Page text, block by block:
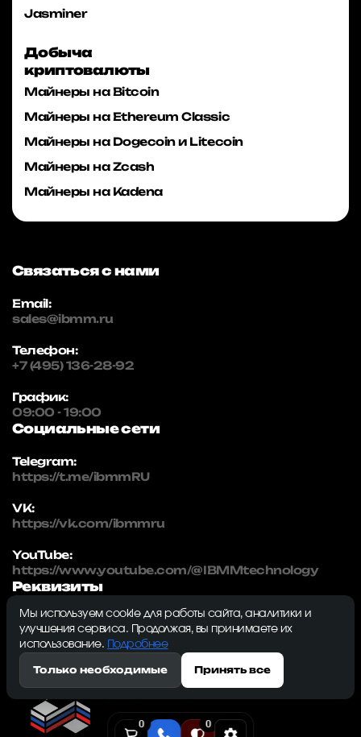
0 0
Jasminer
Добыча
криптовалюты
Майнеры на Bitcoin
Майнеры на Ethereum Classic
Майнеры на Dogecoin и Litecoin
Майнеры на Zcash
Майнеры на Kadena
Связаться с нами
Email:
sales@ibmm.ru
Телефон:
+7 (495) 136-28-92
График:
09:00 - 19:00
Социальные сети
Telegram:
https://t.me/ibmmRU
VK:
https://vk.com/ibmmru
YouTube:
https://www.youtube.com/@IBMMtechnology
Реквизиты
IBMM | technology
ИНН: 5032334982
ОГРН: 1215000115230
143009, Московская область, г. Одинцово, ул.
Мы используем cookie для работы сайта, аналитики и
улучшения сервиса. Продолжая, вы принимаете их
использование.
Подробнее
Только необходимые Принять все